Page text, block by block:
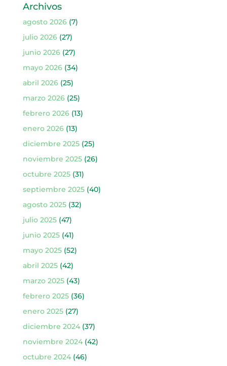
Archivos
agosto 2026(7)
julio 2026(27)
junio 2026(27)
mayo 2026(34)
abril 2026(25)
marzo 2026(25)
febrero 2026(13)
enero 2026(13)
diciembre 2025(25)
noviembre 2025(26)
octubre 2025(31)
septiembre 2025(40)
agosto 2025(32)
julio 2025(47)
junio 2025(41)
mayo 2025(52)
abril 2025(42)
marzo 2025(43)
febrero 2025(36)
enero 2025(27)
diciembre 2024(37)
noviembre 2024(42)
octubre 2024(46)